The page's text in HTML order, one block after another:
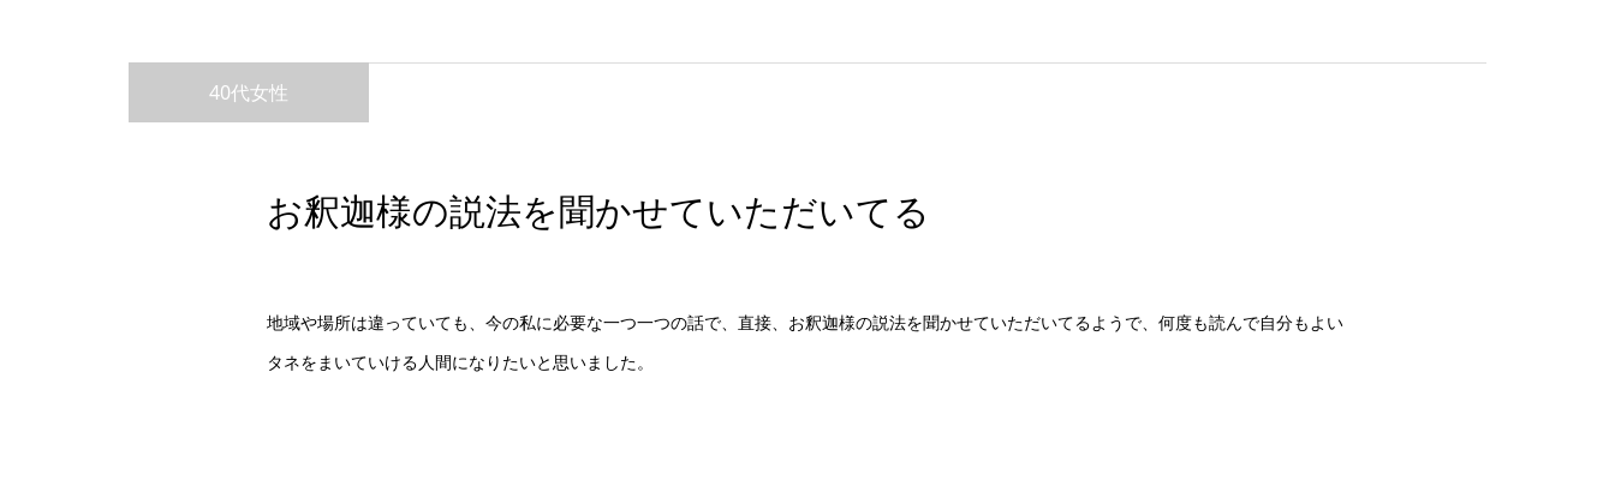
40代女性
お釈迦様の説法を聞かせていただいてる
地域や場所は違っていても、今の私に必要な一つ一つの話で、直接、お釈迦様の説法を聞かせていただいてるようで、何度も読んで自分もよい
タネをまいていける人間になりたいと思いました。